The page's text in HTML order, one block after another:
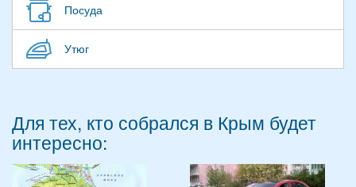
Посуда
Утюг
Для тех, кто собрался в Крым будет
интересно: